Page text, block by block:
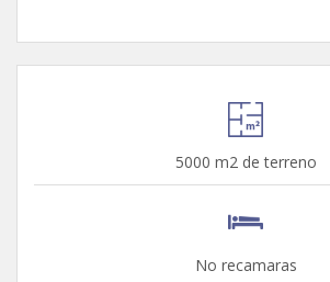
5000 m2 de terreno
No recamaras